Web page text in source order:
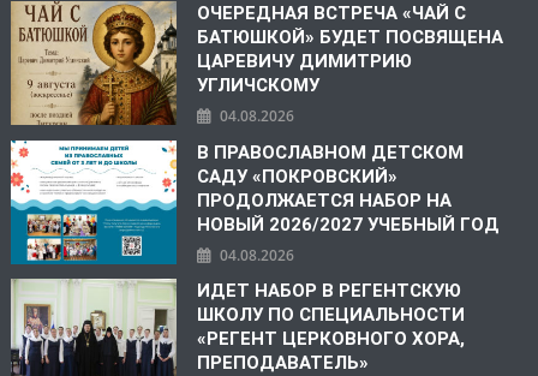
ОЧЕРЕДНАЯ ВСТРЕЧА «ЧАЙ С
БАТЮШКОЙ» БУДЕТ ПОСВЯЩЕНА
ЦАРЕВИЧУ ДИМИТРИЮ
УГЛИЧСКОМУ
04.08.2026
В ПРАВОСЛАВНОМ ДЕТСКОМ
САДУ «ПОКРОВСКИЙ»
ПРОДОЛЖАЕТСЯ НАБОР НА
НОВЫЙ 2026/2027 УЧЕБНЫЙ ГОД
04.08.2026
ИДЕТ НАБОР В РЕГЕНТСКУЮ
ШКОЛУ ПО СПЕЦИАЛЬНОСТИ
«РЕГЕНТ ЦЕРКОВНОГО ХОРА,
ПРЕПОДАВАТЕЛЬ»